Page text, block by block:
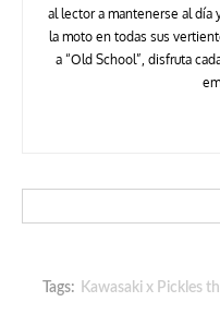
al lector a mantenerse al día
la moto en todas sus
a “Old School”, disfruta
Tags: Kawasaki x Pickles